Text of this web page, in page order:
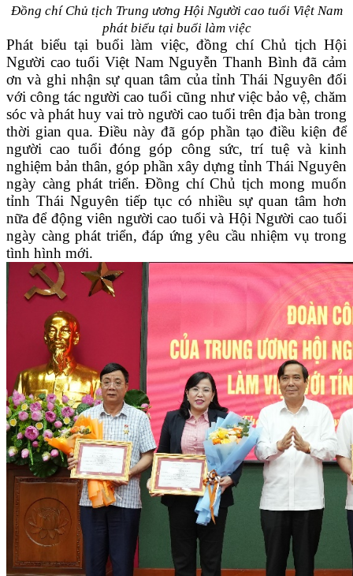
Đồng chí Chủ tịch Trung ương Hội Người cao tuổi Việt Nam
phát biểu tại buổi làm việc
Phát biểu tại buổi làm việc, đồng chí Chủ tịch Hội
Người cao tuổi Việt Nam Nguyễn Thanh Bình đã cảm
ơn và ghi nhận sự quan tâm của tỉnh Thái Nguyên đối
với công tác người cao tuổi cũng như việc bảo vệ, chăm
sóc và phát huy vai trò người cao tuổi trên địa bàn trong
thời gian qua. Điều này đã góp phần tạo điều kiện để
người cao tuổi đóng góp công sức, trí tuệ và kinh
nghiệm bản thân, góp phần xây dựng tỉnh Thái Nguyên
ngày càng phát triển. Đồng chí Chủ tịch mong muốn
tỉnh Thái Nguyên tiếp tục có nhiều sự quan tâm hơn
nữa để động viên người cao tuổi và Hội Người cao tuổi
ngày càng phát triển, đáp ứng yêu cầu nhiệm vụ trong
tình hình mới.